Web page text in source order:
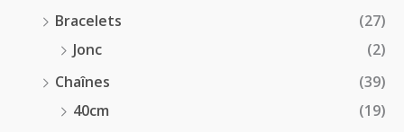
Bracelets
(27)
Jonc
(2)
Chaînes
(39)
40cm
(19)